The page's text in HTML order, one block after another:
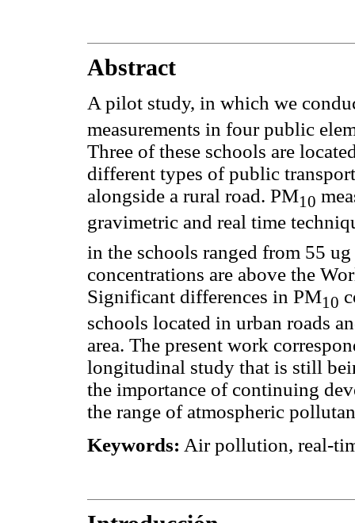
Abstract
A pilot study, in which we
measurements in four public
Three of these schools are
different types of public
alongside a rural road. PM10
gravimetric and real time
in the schools ranged from 55 ug
concentrations are above the
Significant differences in PM10
schools located in urban roads
area. The present work
longitudinal study that is still
the importance of continuing
the range of atmospheric
Keywords: Air pollution, real-